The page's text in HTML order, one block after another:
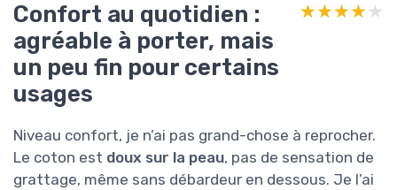
Confort au quotidien :
agréable à porter, mais
un peu fin pour certains
usages
★★★★★
★★★★★
Niveau confort, je n’ai pas grand-chose à reprocher.
Le coton est doux sur la peau, pas de sensation de
grattage, même sans débardeur en dessous. Je l’ai